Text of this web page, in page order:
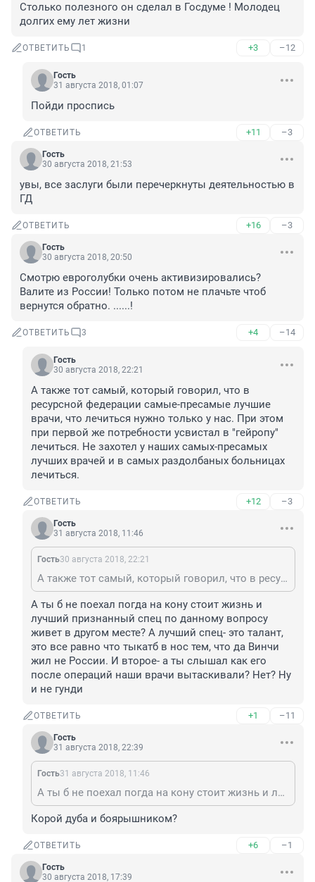
Столько полезного он сделал в Госдуме ! Молодец
долгих ему лет жизни
ОТВЕТИТЬ 1 +3 –12
Гость
31 августа 2018, 01:07
Пойди проспись
ОТВЕТИТЬ +11 –3
Гость
30 августа 2018, 21:53
увы, все заслуги были перечеркнуты деятельностью в
ГД
ОТВЕТИТЬ +16 –3
Гость
30 августа 2018, 20:50
Смотрю евроголубки очень активизировались?
Валите из России! Только потом не плачьте чтоб
вернутся обратно. ......!
ОТВЕТИТЬ 3 +4 –14
Гость
30 августа 2018, 22:21
А также тот самый, который говорил, что в
ресурсной федерации самые-пресамые лучшие
врачи, что лечиться нужно только у нас. При этом
при первой же потребности усвистал в "гейропу"
лечиться. Не захотел у наших самых-пресамых
лучших врачей и в самых раздолбаных больницах
лечиться.
ОТВЕТИТЬ +12 –3
Гость
31 августа 2018, 11:46
Гость30 августа 2018, 22:21
А также тот самый, который говорил, что в ресурсной федерации самые-пресамые лучшие врачи, что лечиться нужно только у нас. При этом при первой же потребности усвистал в "гейропу" лечиться. Не захотел у наших самых-пресамых лучших врачей и в самых раздолбаных больницах лечиться.
А ты б не поехал погда на кону стоит жизнь и
лучший признанный спец по данному вопросу
живет в другом месте? А лучший спец- это талант,
это все равно что тыкатб в нос тем, что да Винчи
жил не России. И второе- а ты слышал как его
после операций наши врачи вытаскивали? Нет? Ну
и не гунди
ОТВЕТИТЬ +1 –11
Гость
31 августа 2018, 22:39
Гость31 августа 2018, 11:46
А ты б не поехал погда на кону стоит жизнь и лучший признанный спец по данному вопросу живет в другом месте? А лучший спец- это талант, это все равно что тыкатб в нос тем, что да Винчи жил не России. И второе- а ты слышал как его после операций наши врачи вытаскивали? Нет? Ну и не гунди
Корой дуба и боярышником?
ОТВЕТИТЬ +6 –1
Гость
30 августа 2018, 17:39